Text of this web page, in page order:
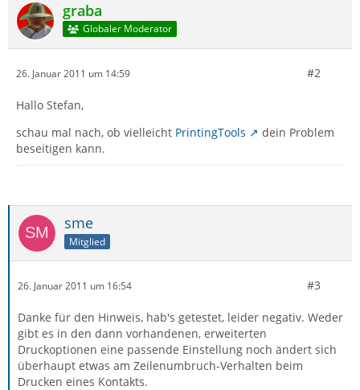
graba
Globaler Moderator
26. Januar 2011 um 14:59 #2
Hallo Stefan,
schau mal nach, ob vielleicht PrintingTools
dein Problem
beseitigen kann.
sme
Mitglied
26. Januar 2011 um 16:54 #3
Danke für den Hinweis, hab's getestet, leider negativ. Weder
gibt es in den dann vorhandenen, erweiterten
Druckoptionen eine passende Einstellung noch ändert sich
überhaupt etwas am Zeilenumbruch-Verhalten beim
Drucken eines Kontakts.